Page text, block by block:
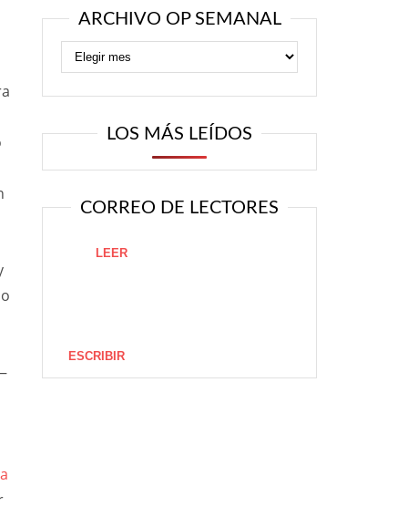
ARCHIVO OP SEMANAL
LOS MÁS LEÍDOS
CORREO DE LECTORES
LEER
ESCRIBIR